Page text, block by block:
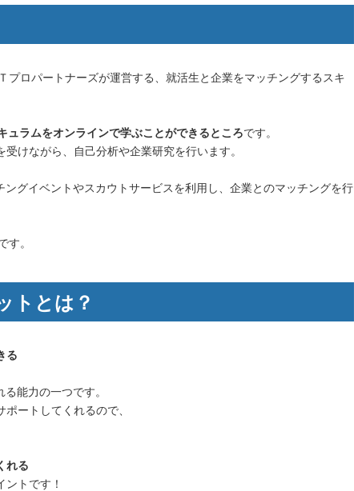
プロパートナーズが運営する、就活生と企業をマッチングするスキ
ュラムをオンラインで学ぶことができるところです。
けながら、自己分析や企業研究を行います。
グイベントやスカウトサービスを利用し、企業とのマッチングを行
。
トとは？
る
能力の一つです。
ートしてくれるので、
れる
トです！